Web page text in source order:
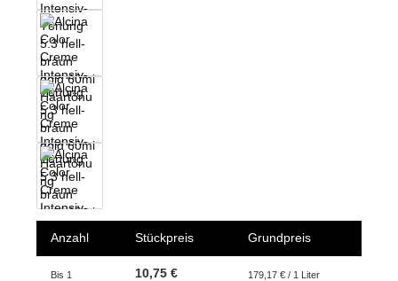
Anzahl Stückpreis Grundpreis
Bis 1 10,75 € 179,17 € / 1 Liter